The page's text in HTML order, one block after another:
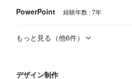
PowerPoint 経験年数 :7年
もっと見る（他6件）
デザイン制作